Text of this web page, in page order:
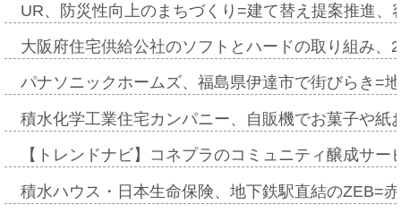
UR、防災性向上のまちづくり=建て替え提案推進
大阪府住宅供給公社のソフトとハードの取り組み
パナソニックホームズ、福島県伊達市で街びらき=
積水化学工業住宅カンパニー、自販機でお菓子や
【トレンドナビ】コネプラのコミュニティ醸成サ
積水ハウス・日本生命保険、地下鉄駅直結のZEB=